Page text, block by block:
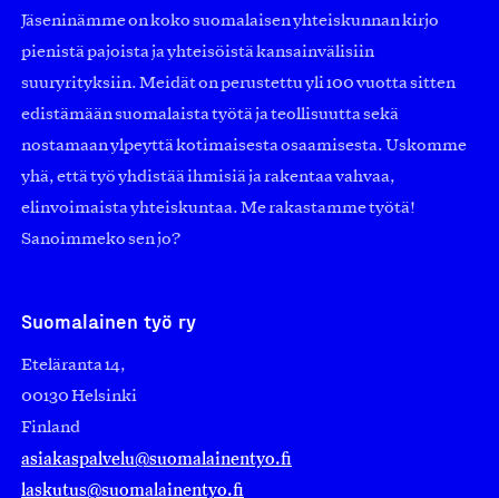
Jäseninämme on koko suomalaisen yhteiskunnan kirjo
pienistä pajoista ja yhteisöistä kansainvälisiin
suuryrityksiin. Meidät on perustettu yli 100 vuotta sitten
edistämään suomalaista työtä ja teollisuutta sekä
nostamaan ylpeyttä kotimaisesta osaamisesta. Uskomme
yhä, että työ yhdistää ihmisiä ja rakentaa vahvaa,
elinvoimaista yhteiskuntaa. Me rakastamme työtä!
Sanoimmeko sen jo?
Suomalainen työ ry
Eteläranta 14,
00130 Helsinki
Finland
asiakaspalvelu@suomalainentyo.fi
laskutus@suomalainentyo.fi